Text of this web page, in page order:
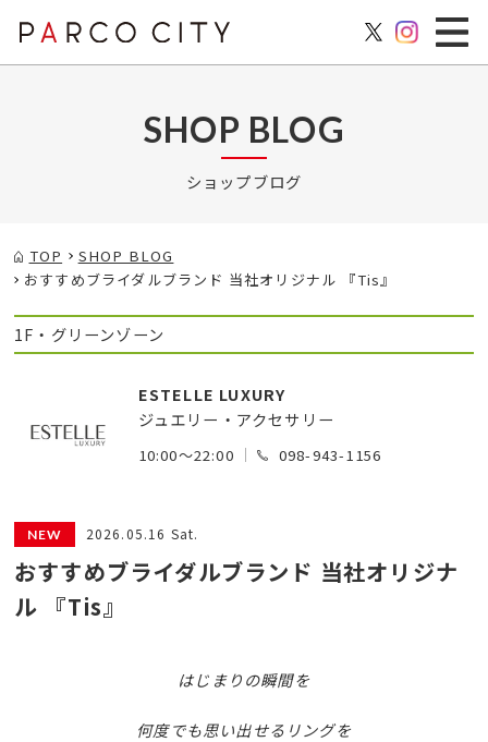
SHOP BLOG
ショップブログ
TOP
SHOP BLOG
おすすめブライダルブランド 当社オリジナル 『Tis』
1F・グリーンゾーン
ESTELLE LUXURY
ジュエリー・アクセサリー
10:00～22:00 098-943-1156
2026.05.16 Sat.
おすすめブライダルブランド 当社オリジナ
ル 『Tis』
はじまりの瞬間を
何度でも思い出せるリングを